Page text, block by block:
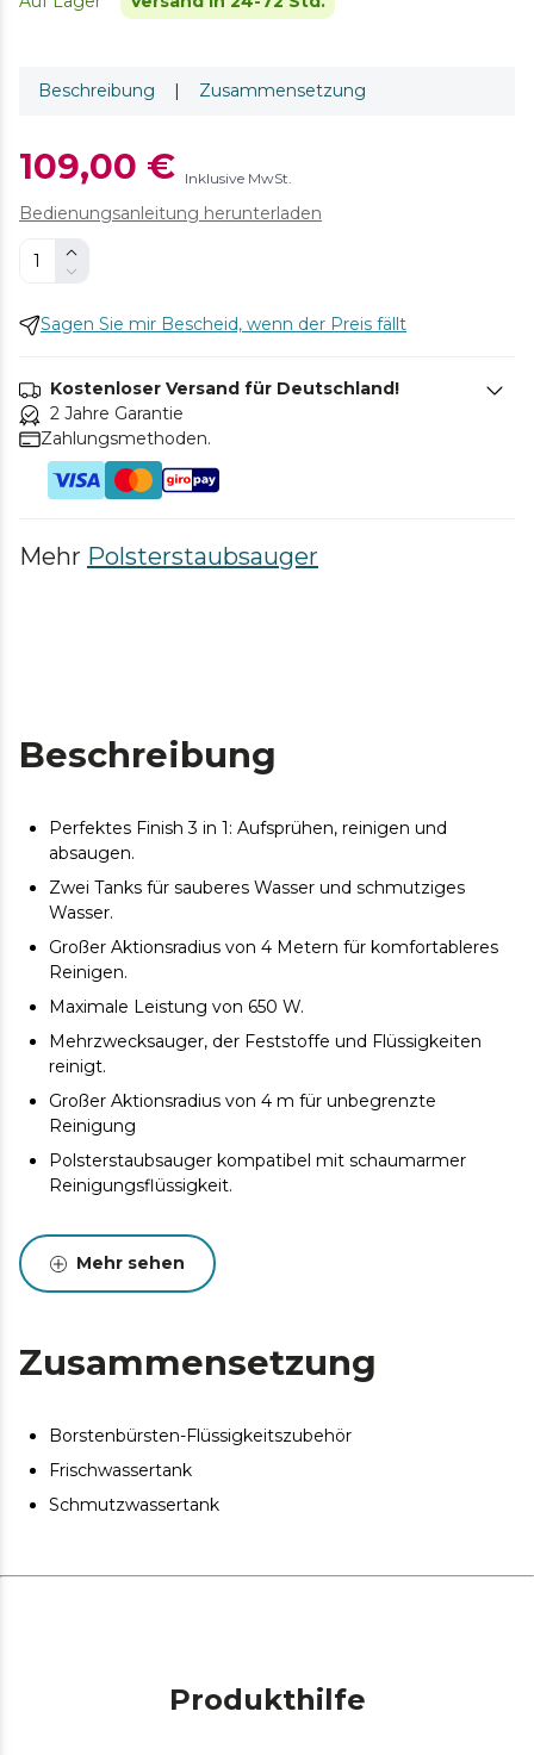
Beschreibung | Zusammensetzung
109,00 € Inklusive MwSt.
Bedienungsanleitung herunterladen
Sagen Sie mir Bescheid, wenn der Preis fällt
Kostenloser Versand für Deutschland!
2 Jahre Garantie
Zahlungsmethoden.
Mehr Polsterstaubsauger
Beschreibung
Perfektes Finish 3 in 1: Aufsprühen, reinigen und
absaugen.
Zwei Tanks für sauberes Wasser und schmutziges
Wasser.
Großer Aktionsradius von 4 Metern für komfortableres
Reinigen.
Maximale Leistung von 650 W.
Mehrzwecksauger, der Feststoffe und Flüssigkeiten
reinigt.
Großer Aktionsradius von 4 m für unbegrenzte
Reinigung
Polsterstaubsauger kompatibel mit schaumarmer
Reinigungsflüssigkeit.
Mehr sehen
Zusammensetzung
Borstenbürsten-Flüssigkeitszubehör
Frischwassertank
Schmutzwassertank
Produkthilfe